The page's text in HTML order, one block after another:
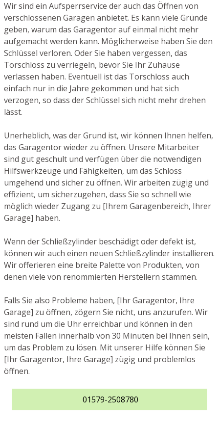
Wir sind ein Aufsperrservice der auch das Öffnen von
verschlossenen Garagen anbietet. Es kann viele Gründe
geben, warum das Garagentor auf einmal nicht mehr
aufgemacht werden kann. Möglicherweise haben Sie den
Schlüssel verloren. Oder Sie haben vergessen, das
Torschloss zu verriegeln, bevor Sie Ihr Zuhause
verlassen haben. Eventuell ist das Torschloss auch
einfach nur in die Jahre gekommen und hat sich
verzogen, so dass der Schlüssel sich nicht mehr drehen
lässt.
Unerheblich, was der Grund ist, wir können Ihnen helfen,
das Garagentor wieder zu öffnen. Unsere Mitarbeiter
sind gut geschult und verfügen über die notwendigen
Hilfswerkzeuge und Fähigkeiten, um das Schloss
umgehend und sicher zu öffnen. Wir arbeiten zügig und
effizient, um sicherzugehen, dass Sie so schnell wie
möglich wieder Zugang zu [Ihrem Garagenbereich, Ihrer
Garage] haben.
Wenn der Schließzylinder beschädigt oder defekt ist,
können wir auch einen neuen Schließzylinder installieren.
Wir offerieren eine breite Palette von Produkten, von
denen viele von renommierten Herstellern stammen.
Falls Sie also Probleme haben, [Ihr Garagentor, Ihre
Garage] zu öffnen, zögern Sie nicht, uns anzurufen. Wir
sind rund um die Uhr erreichbar und können in den
meisten Fällen innerhalb von 30 Minuten bei Ihnen sein,
um das Problem zu lösen. Mit unserer Hilfe können Sie
[Ihr Garagentor, Ihre Garage] zügig und problemlos
öffnen.
01579-2508780